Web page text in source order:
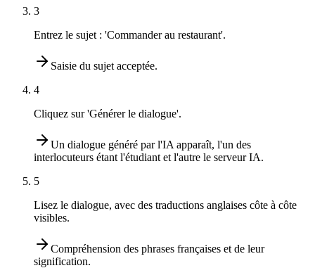
3
Entrez le sujet : 'Commander au restaurant'.
Saisie du sujet acceptée.
4
Cliquez sur 'Générer le dialogue'.
Un dialogue généré par l'IA apparaît, l'un des
interlocuteurs étant l'étudiant et l'autre le serveur IA.
5
Lisez le dialogue, avec des traductions anglaises côte à côte
visibles.
Compréhension des phrases françaises et de leur
signification.